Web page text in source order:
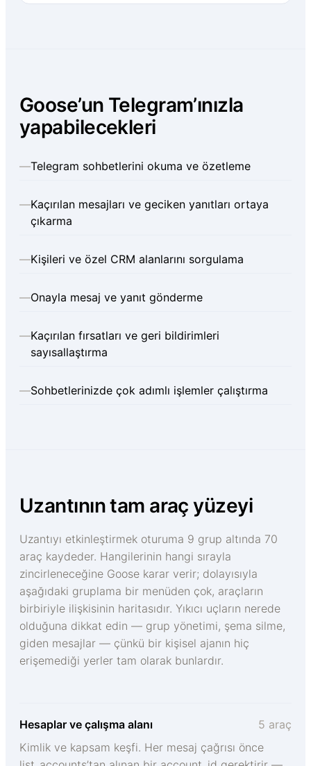
Goose’un Telegram’ınızla
yapabilecekleri
—Telegram sohbetlerini okuma ve özetleme
—Kaçırılan mesajları ve geciken yanıtları ortaya
çıkarma
—Kişileri ve özel CRM alanlarını sorgulama
—Onayla mesaj ve yanıt gönderme
—Kaçırılan fırsatları ve geri bildirimleri
sayısallaştırma
—Sohbetlerinizde çok adımlı işlemler çalıştırma
Uzantının tam araç yüzeyi
Uzantıyı etkinleştirmek oturuma 9 grup altında 70
araç kaydeder. Hangilerinin hangi sırayla
zincirleneceğine Goose karar verir; dolayısıyla
aşağıdaki gruplama bir menüden çok, araçların
birbiriyle ilişkisinin haritasıdır. Yıkıcı uçların nerede
olduğuna dikkat edin — grup yönetimi, şema silme,
giden mesajlar — çünkü bir kişisel ajanın hiç
erişemediği yerler tam olarak bunlardır.
Hesaplar ve çalışma alanı
5 araç
Kimlik ve kapsam keşfi. Her mesaj çağrısı önce